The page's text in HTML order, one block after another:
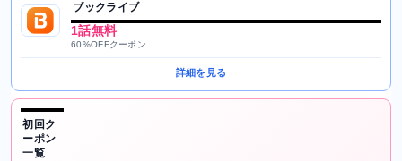
ブックライブ
1話無料
60%OFFクーポン
詳細を見る
初回ク
ーポン
一覧